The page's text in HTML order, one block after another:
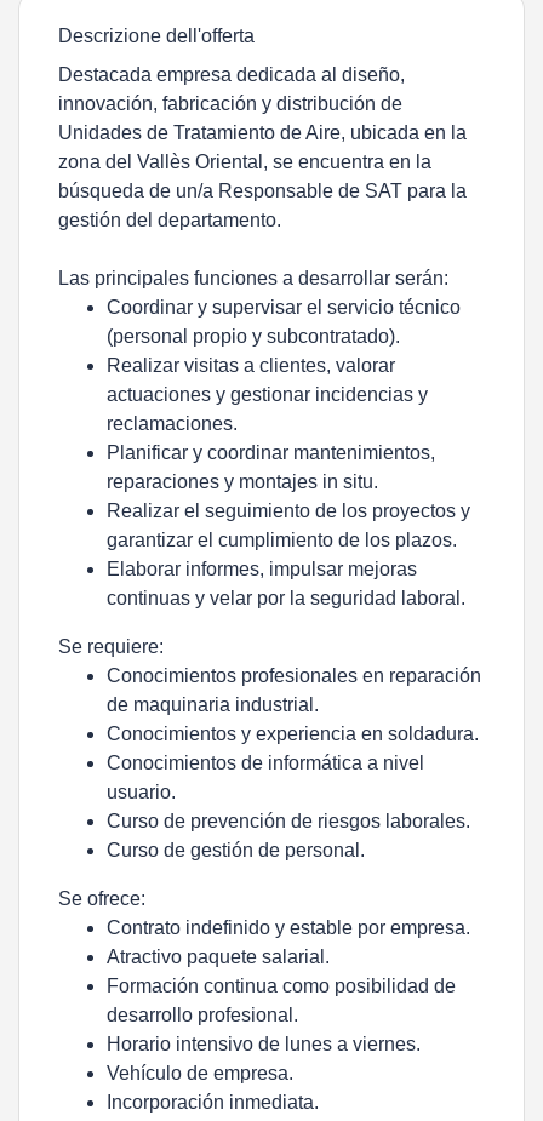
Descrizione dell'offerta
Destacada empresa dedicada al diseño,
innovación, fabricación y distribución de
Unidades de Tratamiento de Aire, ubicada en la
zona del Vallès Oriental, se encuentra en la
búsqueda de un/a Responsable de SAT para la
gestión del departamento.
Las principales funciones a desarrollar serán:
Coordinar y supervisar el servicio técnico
(personal propio y subcontratado).
Realizar visitas a clientes, valorar
actuaciones y gestionar incidencias y
reclamaciones.
Planificar y coordinar mantenimientos,
reparaciones y montajes in situ.
Realizar el seguimiento de los proyectos y
garantizar el cumplimiento de los plazos.
Elaborar informes, impulsar mejoras
continuas y velar por la seguridad laboral.
Se requiere:
Conocimientos profesionales en reparación
de maquinaria industrial.
Conocimientos y experiencia en soldadura.
Conocimientos de informática a nivel
usuario.
Curso de prevención de riesgos laborales.
Curso de gestión de personal.
Se ofrece:
Contrato indefinido y estable por empresa.
Atractivo paquete salarial.
Formación continua como posibilidad de
desarrollo profesional.
Horario intensivo de lunes a viernes.
Vehículo de empresa.
Incorporación inmediata.